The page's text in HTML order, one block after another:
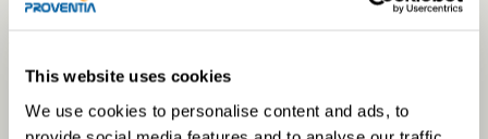
This website uses cookies
We use cookies to personalise content and ads, to
päätetään, onko kyseessä ilmoittajansuojelulain
ei saa ja henkilötiedot eivät ole niin tarkoin salassa